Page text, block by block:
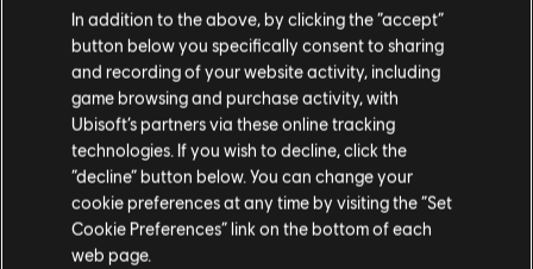
600 Ghost Coins
₩ 6,000
Tom Clancy's Ghost Recon Breakpoint
5800 Ghost Coins
₩ 48,000
고객님은 미국에 위치하고 있다고 생각합니다.
구매를 위해 로컬 지역의 상점을 방문하십시오.
현재 스토어 유지
위치 업데이트
In addition to the above, by clicking the “accept”
button below you specifically consent to sharing
and recording of your website activity, including
game browsing and purchase activity, with
Ubisoft’s partners via these online tracking
technologies. If you wish to decline, click the
“decline” button below. You can change your
cookie preferences at any time by visiting the “Set
Cookie Preferences” link on the bottom of each
web page.